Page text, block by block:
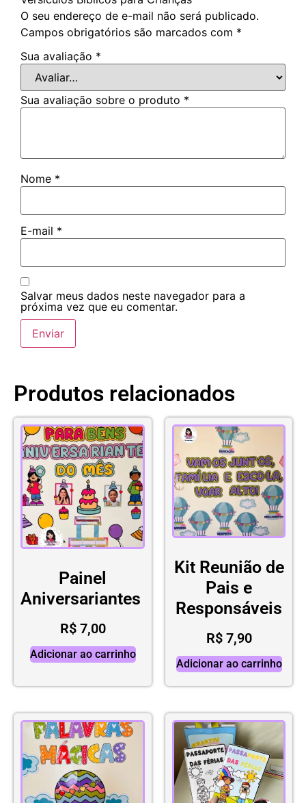
O seu endereço de e-mail não será publicado.
Campos obrigatórios são marcados com *
Sua avaliação *
Sua avaliação sobre o produto *
Nome *
E-mail *
Salvar meus dados neste navegador para a
próxima vez que eu comentar.
Produtos relacionados
Painel
Aniversariantes
R$7,00
Adicionar ao carrinho
Kit Reunião de
Pais e
Responsáveis
R$7,90
Adicionar ao carrinho